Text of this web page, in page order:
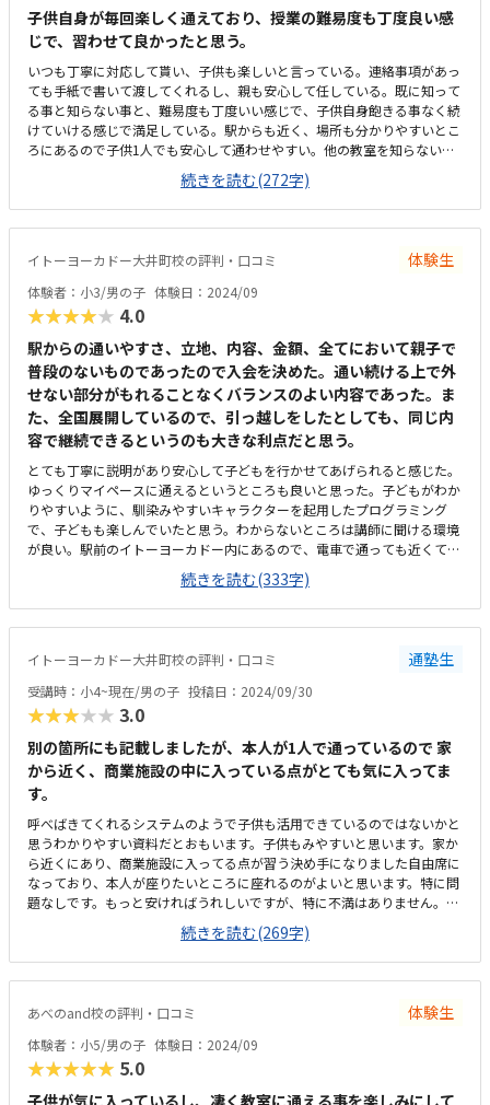
子供自身が毎回楽しく通えており、授業の難易度も丁度良い感
じで、習わせて良かったと思う。
いつも丁寧に対応して貰い、子供も楽しいと言っている。連絡事項があっ
ても手紙で書いて渡してくれるし、親も安心して任している。既に知って
る事と知らない事と、難易度も丁度いい感じで、子供自身飽きる事なく続
けていける感じで満足している。駅からも近く、場所も分かりやすいとこ
ろにあるので子供1人でも安心して通わせやすい。他の教室を知らないの
で比較のしようがないが、教室の広さ的にはそんなに広くはないかと思
う。決して高くはないし、助成カードも使えるので手頃な値段だと思う。
とても満足している。毎回、子供が楽しそうに通っているので、それだけ
で満足。特になし。
続きを読む(272字)
イトーヨーカドー大井町校の評判・口コミ 体験生
体験者：小3/男の子 体験日：2024/09
★★★★★ 4.0
駅からの通いやすさ、立地、内容、金額、全てにおいて親子で
普段のないものであったので入会を決めた。通い続ける上で外
せない部分がもれることなくバランスのよい内容であった。ま
た、全国展開しているので、引っ越しをしたとしても、同じ内
容で継続できるというのも大きな利点だと思う。
とても丁寧に説明があり安心して子どもを行かせてあげられると感じた。
ゆっくりマイペースに通えるというところも良いと思った。子どもがわか
りやすいように、馴染みやすいキャラクターを起用したプログラミング
で、子どもも楽しんでいたと思う。わからないところは講師に聞ける環境
が良い。駅前のイトーヨーカドー内にあるので、電車で通っても近くて良
い。明るい建物内にあるというのも安心できる。異年齢の方々が個々にパ
ソコンに向かい黙々と学んでいて、自分のペースで集中して学ぶ環境であ
ると感じた。手頃な価格で続けていけると思う。また、行ける日を月毎に
決めらることも利点であると思う。優しくて丁寧に説明していただけて、
と思う。
続きを読む(333字)
イトーヨーカドー大井町校の評判・口コミ 通塾生
受講時：小4~現在/男の子 投稿日：2024/09/30
★★★★★ 3.0
別の箇所にも記載しましたが、本人が1人で通っているので 家
から近く、商業施設の中に入っている点がとても気に入ってま
す。
呼べばきてくれるシステムのようで子供も活用できているのではないかと
思うわかりやすい資料だとおもいます。子供もみやすいと思います。家か
ら近くにあり、商業施設に入ってる点が習う決め手になりました自由席に
なっており、本人が座りたいところに座れるのがよいと思います。特に問
題なしです。もっと安ければうれしいですが、特に不満はありません。と
にかく、通いやすさが1番のポイントですまた、毎月通う日時を選択する
のが良いです親はあまり関与しないので、本人のレベルが上がっているの
か分からないです。最初、本人の受講番号がわからず月の予定を連絡する
際戸惑った
続きを読む(269字)
あべのand校の評判・口コミ 体験生
体験者：小5/男の子 体験日：2024/09
★★★★★ 5.0